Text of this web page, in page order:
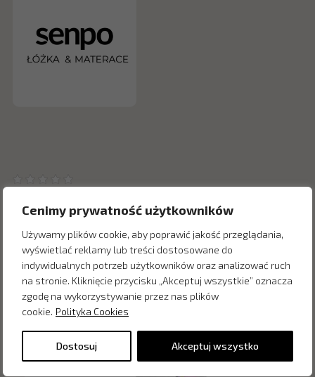
Cenimy prywatność użytkowników
Używamy plików cookie, aby poprawić jakość przeglądania,
wyświetlać reklamy lub treści dostosowane do
indywidualnych potrzeb użytkowników oraz analizować ruch
na stronie. Kliknięcie przycisku „Akceptuj wszystkie” oznacza
zgodę na wykorzystywanie przez nas plików
cookie. Polityka Cookies
Dostosuj Akceptuj wszystko
Inne produkty z kategorii